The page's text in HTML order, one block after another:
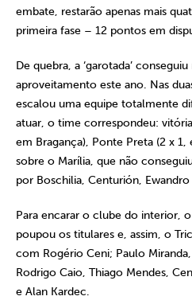
embate, restarão apenas mais
primeira fase – 12 pontos em
De quebra, a ‘garotada’
aproveitamento este ano. Nas
escalou uma equipe totalmente
atuar, o time correspondeu:
em Bragança), Ponte Preta (2 x 1,
sobre o Marília, que não
por Boschilia, Centurión,
Para encarar o clube do interior,
poupou os titulares e, assim, o
com Rogério Ceni; Paulo
Rodrigo Caio, Thiago Mendes,
e Alan Kardec.